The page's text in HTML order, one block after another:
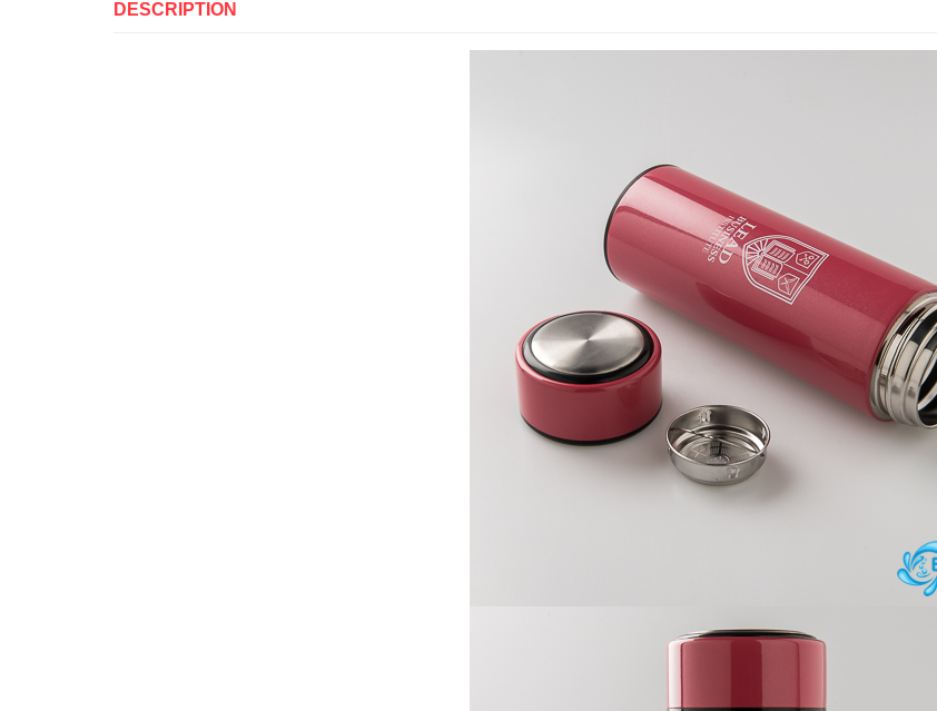
DESCRIPTION